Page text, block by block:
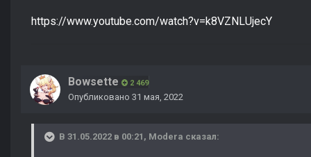
https://www.youtube.com/watch?v=k8VZNLUjecY
Bowsette 2 469
Опубликовано 31 мая, 2022
В 31.05.2022 в 00:21, Modera сказал: